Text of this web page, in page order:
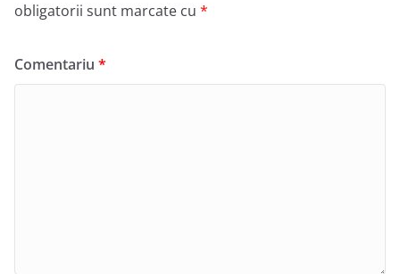
obligatorii sunt marcate cu *
Comentariu *